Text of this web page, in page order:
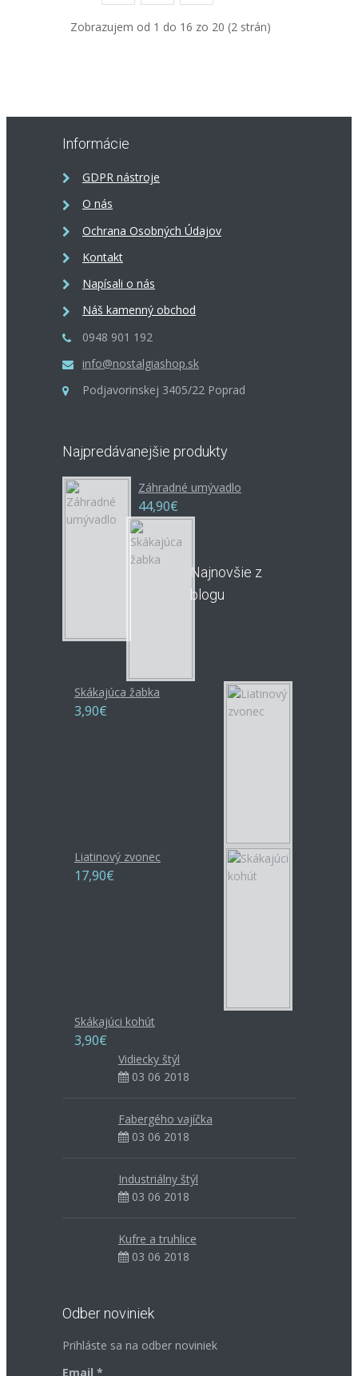
Zobrazujem od 1 do 16 zo 20 (2 strán)
Informácie
GDPR nástroje
O nás
Ochrana Osobných Údajov
Kontakt
Napísali o nás
Náš kamenný obchod
0948 901 192
info@nostalgiashop.sk
Podjavorinskej 3405/22 Poprad
Najpredávanejšie produkty
Záhradné umývadlo
44,90€
Skákajúca žabka
3,90€
Liatinový zvonec
17,90€
Skákajúci kohút
3,90€
Najnovšie z
blogu
Vidiecky štýl
03 06 2018
Fabergého vajíčka
03 06 2018
Industriálny štýl
03 06 2018
Kufre a truhlice
03 06 2018
Odber noviniek
Prihláste sa na odber noviniek
Email *